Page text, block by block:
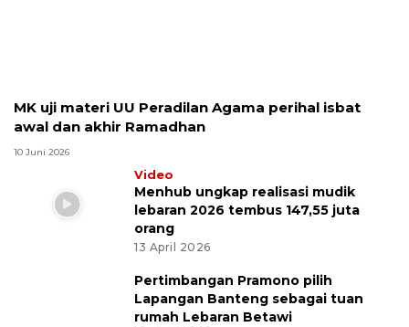
MK uji materi UU Peradilan Agama perihal isbat
awal dan akhir Ramadhan
10 Juni 2026
Video
Menhub ungkap realisasi mudik
lebaran 2026 tembus 147,55 juta
orang
13 April 2026
Pertimbangan Pramono pilih
Lapangan Banteng sebagai tuan
rumah Lebaran Betawi